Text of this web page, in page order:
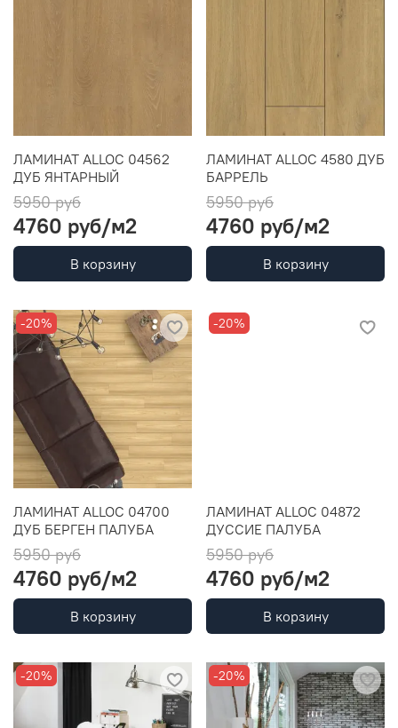
ЛАМИНАТ ALLOC 04562
ДУБ ЯНТАРНЫЙ
5950 руб
4760 руб/м2
В корзину
ЛАМИНАТ ALLOC 4580 ДУБ
БАРРЕЛЬ
5950 руб
4760 руб/м2
В корзину
-20%
ЛАМИНАТ ALLOC 04700
ДУБ БЕРГЕН ПАЛУБА
5950 руб
4760 руб/м2
В корзину
-20%
ЛАМИНАТ ALLOC 04872
ДУССИЕ ПАЛУБА
5950 руб
4760 руб/м2
В корзину
-20% -20%